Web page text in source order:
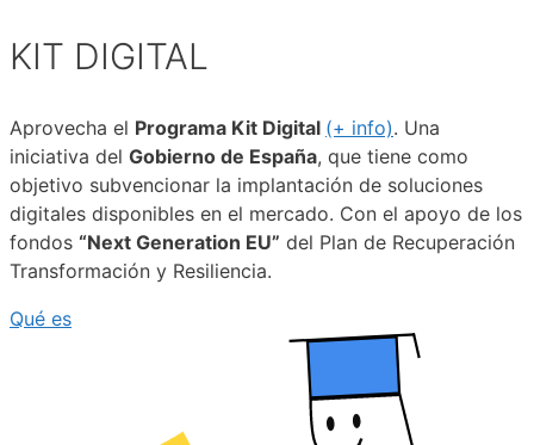
KIT DIGITAL
Aprovecha el Programa Kit Digital (+ info). Una
iniciativa del Gobierno de España, que tiene como
objetivo subvencionar la implantación de soluciones
digitales disponibles en el mercado. Con el apoyo de los
fondos “Next Generation EU” del Plan de Recuperación
Transformación y Resiliencia.
Qué es